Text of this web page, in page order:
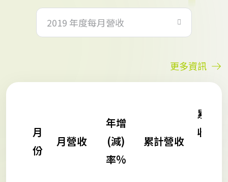
2019 年度每月營收
更多資訊
月
份
月營收
年增
(減)
率%
累計營收
累計營
收年增